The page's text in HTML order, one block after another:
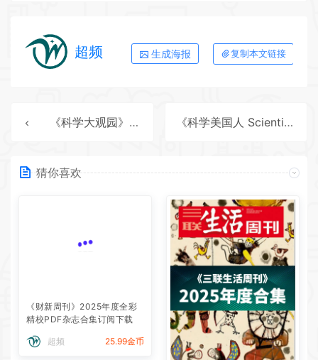
超频 生成海报 复制本文链接
《科学大观园》2025年度全彩精校PDF杂志合集订阅下载 《科学美国人 Scientific American》2025年度全彩精校PDF杂志合集订阅下载
猜你喜欢
《财新周刊》2025年度全彩
精校PDF杂志合集订阅下载
超频 25.99金币